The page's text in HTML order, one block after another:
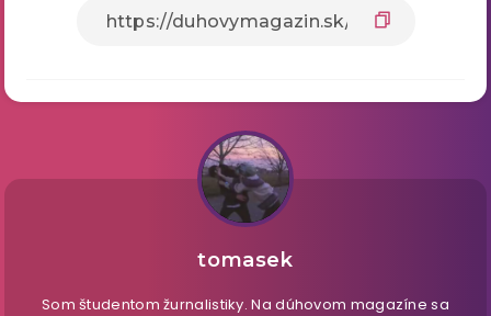
tomasek
Som študentom žurnalistiky. Na dúhovom magazíne sa